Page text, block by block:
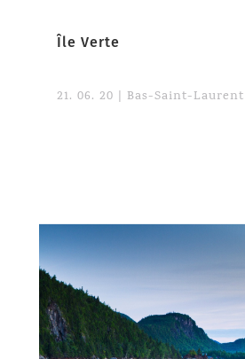
Île Verte
21. 06. 20 Bas-Saint-Laurent